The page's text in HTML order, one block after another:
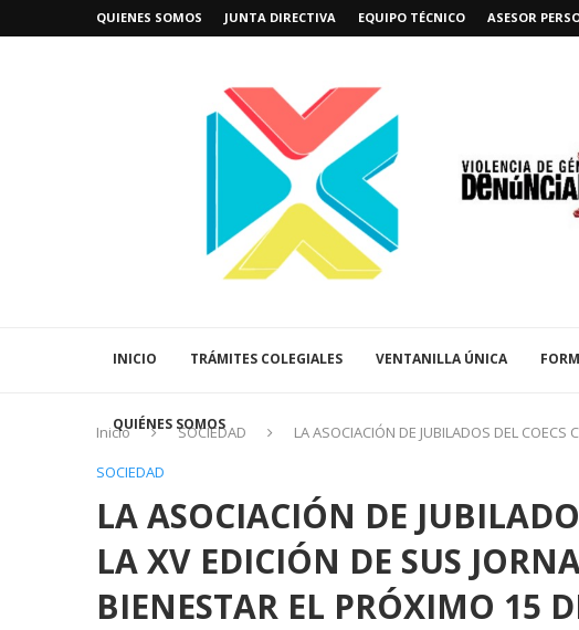
QUIENES SOMOS JUNTA DIRECTIVA EQUIPO TÉCNICO ASESOR
INICIO TRÁMITES COLEGIALES VENTANILLA ÚNICA
QUIÉNES SOMOS
Inicio SOCIEDAD
LA ASOCIACIÓN DE JUBILADOS DEL COECS
SOCIEDAD
LA ASOCIACIÓN DE
LA XV EDICIÓN DE SUS
BIENESTAR EL PRÓXIMO 15